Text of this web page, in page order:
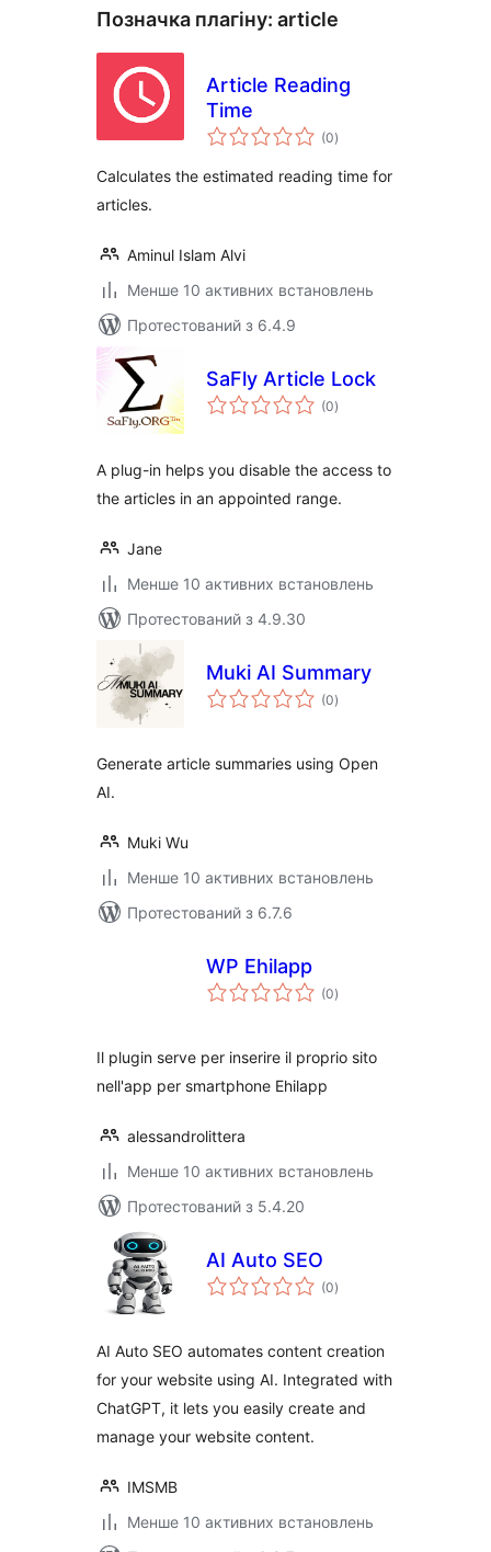
Позначка плагіну: article
Article Reading
Time
(0загальний
рейтинг
)
Calculates the estimated reading time for
articles.
Aminul Islam Alvi
Менше 10 активних встановлень
Протестований з 6.4.9
SaFly Article Lock
(0загальний
рейтинг
)
A plug-in helps you disable the access to
the articles in an appointed range.
Jane
Менше 10 активних встановлень
Протестований з 4.9.30
Muki AI Summary
(0загальний
рейтинг
)
Generate article summaries using Open
AI.
Muki Wu
Менше 10 активних встановлень
Протестований з 6.7.6
WP Ehilapp
(0загальний
рейтинг
)
Il plugin serve per inserire il proprio sito
nell'app per smartphone Ehilapp
alessandrolittera
Менше 10 активних встановлень
Протестований з 5.4.20
AI Auto SEO
(0загальний
рейтинг
)
AI Auto SEO automates content creation
for your website using AI. Integrated with
ChatGPT, it lets you easily create and
manage your website content.
IMSMB
Менше 10 активних встановлень